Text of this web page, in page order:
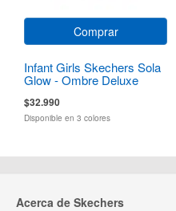
Comprar
Infant Girls Skechers Sola
Glow - Ombre Deluxe
$32.990
Disponible en 3 colores
Acerca de Skechers